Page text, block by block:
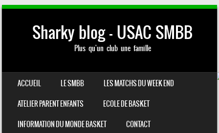
Sharky blog – USAC SMBB
Plus qu'un club une famille
MENU
SKIP TO CONTENT
ACCUEIL LE SMBB
LES MATCHS DU WEEK END
ATELIER PARENT ENFANTS
ECOLE DE BASKET
INFORMATION DU MONDE BASKET
CONTACT